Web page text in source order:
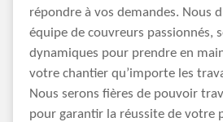
répondre à vos demandes. Nous
équipe de couvreurs passionnés,
dynamiques pour prendre en
votre chantier qu’importe les
Nous serons fières de pouvoir
pour garantir la réussite de votre